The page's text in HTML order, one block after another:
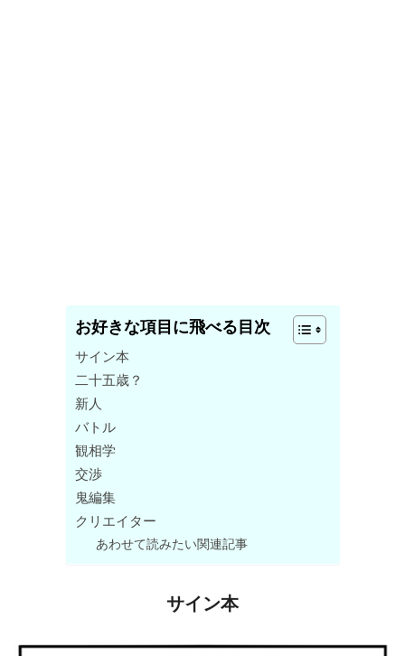
お好きな項目に飛べる目次
サイン本
二十五歳？
新人
バトル
観相学
交渉
鬼編集
クリエイター
あわせて読みたい関連記事
サイン本